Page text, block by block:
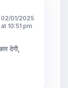
02/01/2025
at 10:51 pm
देगी,